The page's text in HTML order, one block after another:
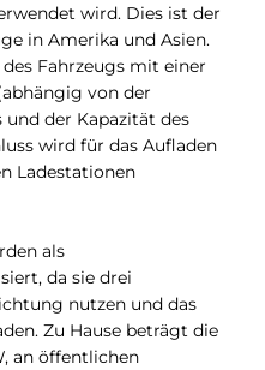
wird. Dies ist der
in Amerika und Asien.
Fahrzeugs mit einer
von der
und der Kapazität des
wird für das Aufladen
Ladestationen
als
da sie drei
nutzen und das
Zu Hause beträgt die
an öffentlichen